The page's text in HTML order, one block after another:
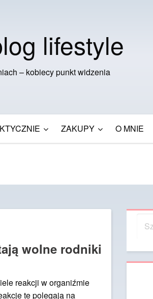
lifestyle
– kobiecy punkt widzenia
ZAKUPY O MNIE
wolne rodniki
reakcji w organiźmie
te polegają na